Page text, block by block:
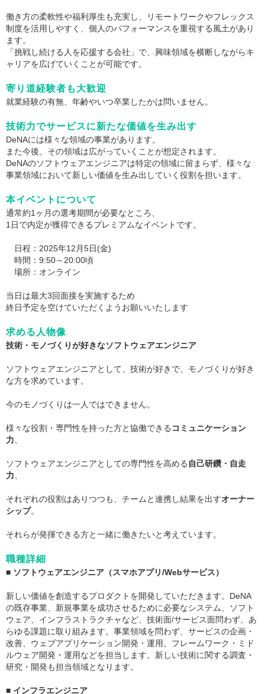
働き方の柔軟性や福利厚生も充実し、リモートワークやフレックス
制度を活用しやすく、個人のパフォーマンスを重視する風土があり
ます。
「挑戦し続ける人を応援する会社」で、興味領域を横断しながらキ
ャリアを広げていくことが可能です。
寄り道経験者も大歓迎
就業経験の有無、年齢やいつ卒業したかは問いません。
技術力でサービスに新たな価値を生み出す
DeNAには様々な領域の事業があります。
また今後、その領域は広がっていくことが想定されます。
DeNAのソフトウェアエンジニアは特定の領域に留まらず、様々な
事業領域において新しい価値を生み出していく役割を担います。
本イベントについて
通常約1ヶ月の選考期間が必要なところ、
1日で内定が獲得できるプレミアムなイベントです。
日程：2025年12月5日(金)
時間：9:50～20:00頃
場所：オンライン
当日は最大3回面接を実施するため
終日予定を空けていただくようお願いいたします
求める人物像
技術・モノづくりが好きなソフトウェアエンジニア
ソフトウェアエンジニアとして、技術が好きで、モノづくりが好き
な方を求めています。
今のモノづくりは一人ではできません。
様々な役割・専門性を持った方と協働できる コミュニケーション
力、
ソフトウェアエンジニアとしての専門性を高める 自己研鑽・自走
力、
それぞれの役割はありつつも、チームと連携し結果を出すオーナー
シップ。
それらが発揮できる方と一緒に働きたいと考えています。
職種詳細
■ ソフトウェアエンジニア（スマホアプリ/Webサービス）
新しい価値を創造するプロダクトを開発していただきます。DeNA
の既存事業、新規事業を成功させるために必要なシステム、ソフト
ウェア、インフラストラクチャなど、技術面/サービス面問わず、あ
らゆる課題に取り組みます。事業領域を問わず、サービスの企画・
改善、ウェブアプリケーション開発・運用、フレームワーク・ミド
ルウェア開発・運用などを担当します。新しい技術に関する調査・
研究・開発も担当領域となります。
■ インフラエンジニア